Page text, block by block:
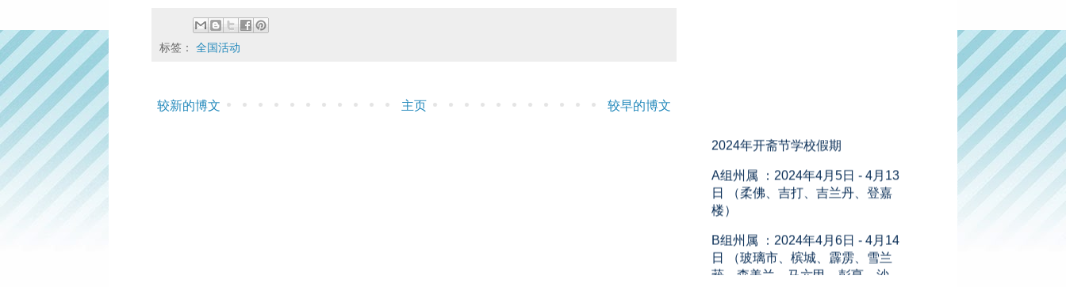
标签： 全国活动
较新的博文 较早的博文
主页
A组州属 ：2024年4月5日 - 4月13
楼）
B组州属 ：2024年4月6日 - 4月14
莪、森美兰、马六甲、彭亨、沙
巴、砂拉越、吉隆坡、纳闽和布
城）